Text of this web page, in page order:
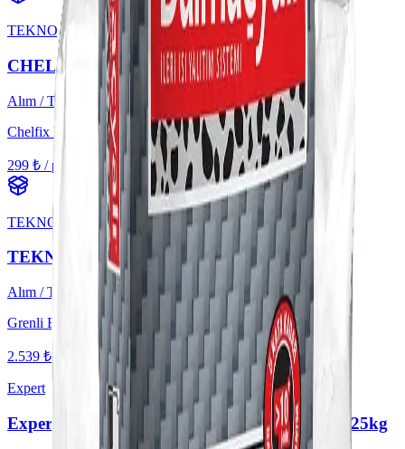
TEKNO
CHELFIX DEKORATİF SIVA İNCE
Alım / Teklif
Chelfix Deko İnce
299 ₺ / paket'ten başlayanKDV hariç
TEKNO
TEKNO GRENLİ BOYA BEYAZ
Alım / Teklif
Grenli Boya Beyaz
2.539 ₺ / paket'ten başlayan
Expert
Expert Dekoratif Mineral Kaplama İnce Tane 25kg